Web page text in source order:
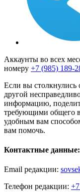
Аккаунты во всех
номеру +7 (985) 189-
Если вы столкнулись
другой
информацию,
требующими общего
удобным вам
вам помочь.
Контактные данные:
Email редакции:
Телефон редакции: